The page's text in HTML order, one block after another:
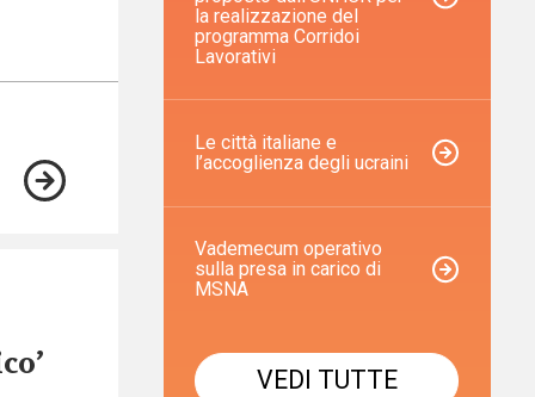
la realizzazione del
programma Corridoi
Lavorativi
Le città italiane e
l’accoglienza degli ucraini
Vademecum operativo
sulla presa in carico di
MSNA
VEDI TUTTE